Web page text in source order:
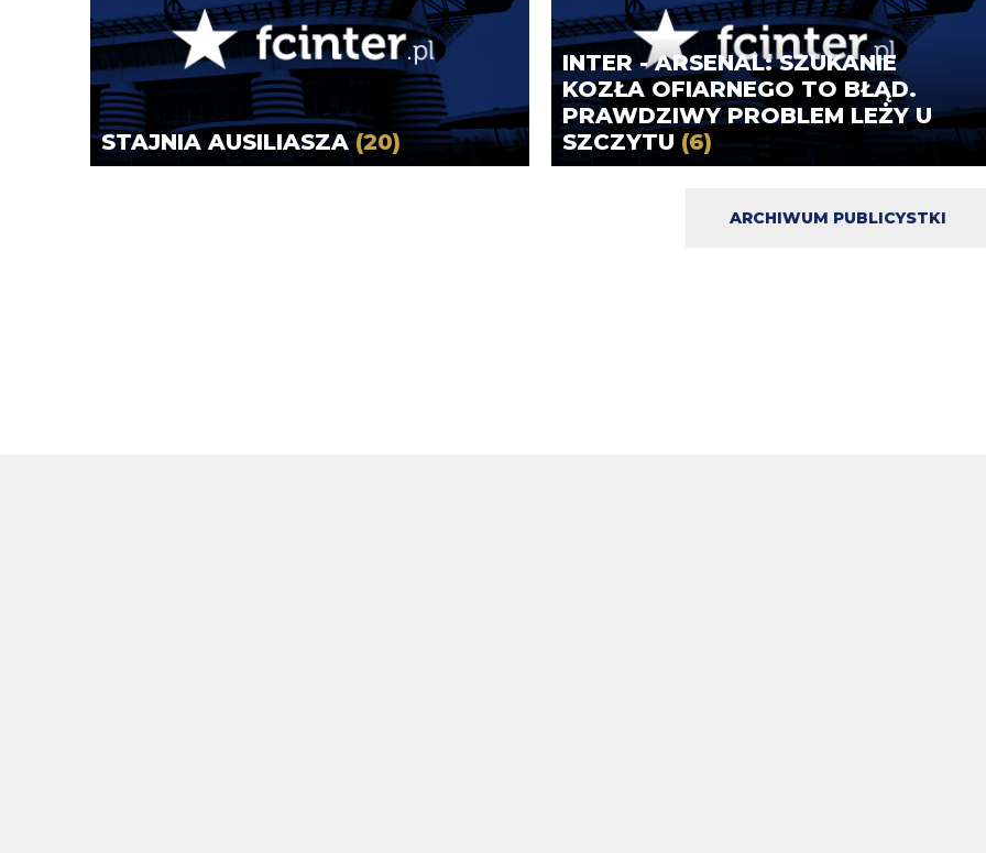
STAJNIA AUSILIASZA(20)
INTER - ARSENAL: SZUKANIE
KOZŁA OFIARNEGO TO BŁĄD.
PRAWDZIWY PROBLEM LEŻY U
SZCZYTU (6)
ARCHIWUM PUBLICYSTKI